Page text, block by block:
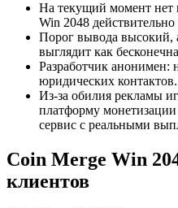
На текущий момент нет
Win 2048
Порог вывода высокий,
выглядит как
Разработчик анонимен:
юридических контактов.
Из-за обилия рекламы
платформу монетизации
сервис с реальными
Coin Merge Win
клиентов